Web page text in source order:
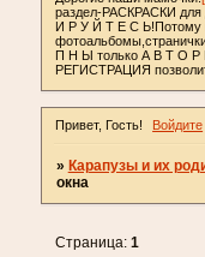
раздел-РАСКРАСКИ
И Р У Й Т Е С Ь!Потому
П Н Ы только А В Т О
РЕГИСТРАЦИЯ
Привет, Гость! Войдите
» Карапузы и их
окна
Страница: 1